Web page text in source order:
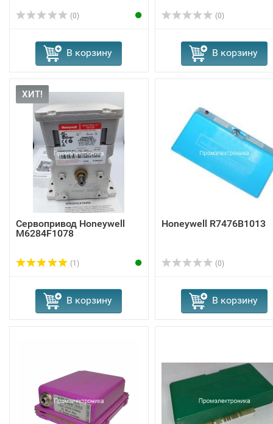
(0)
В корзину
(0)
В корзину
ХИТ!
Сервопривод Honeywell
M6284F1078
(1)
В корзину
Honeywell R7476B1013
(0)
В корзину